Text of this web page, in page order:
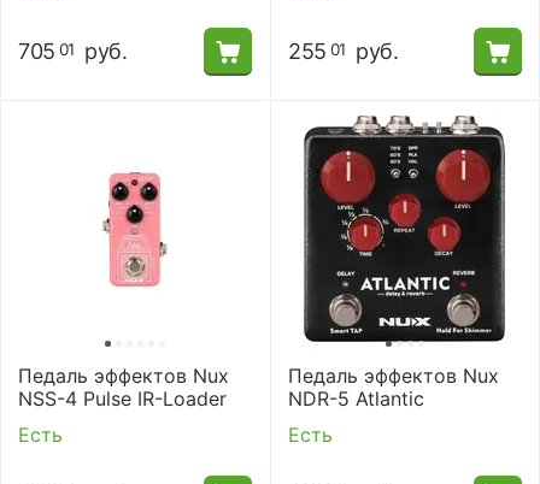
705 01 руб. 255 01 руб.
Педаль эффектов Nux
NSS-4 Pulse IR-Loader
Есть
Педаль эффектов Nux
NDR-5 Atlantic
Есть